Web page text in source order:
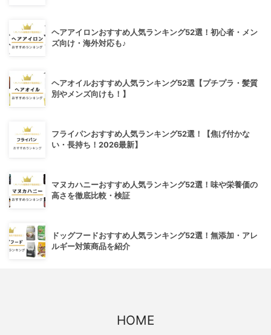
ヘアアイロンおすすめ人気ランキング52選！初心者・メン
ズ向け・海外対応も♪
ヘアオイルおすすめ人気ランキング52選【プチプラ・髪質
別やメンズ向けも！】
フライパンおすすめ人気ランキング52選！【焦げ付かな
い・長持ち！2026最新】
マヌカハニーおすすめ人気ランキング52選！味や栄養価の
高さを徹底比較・検証
ドッグフードおすすめ人気ランキング52選！無添加・アレ
ルギー対策商品を紹介
HOME